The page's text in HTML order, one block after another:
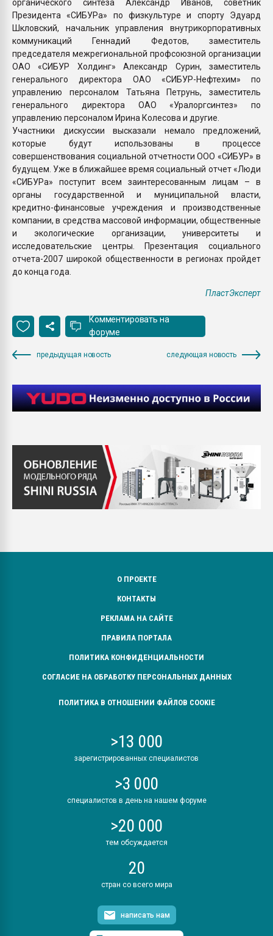
органического синтеза Александр Иванов, советник
Президента «СИБУРа» по физкультуре и спорту Эдуард
Шкловский, начальник управления внутрикорпоративных
коммуникаций Геннадий Федотов, заместитель
председателя межрегиональной профсоюзной организации
ОАО «СИБУР Холдинг» Александр Сурин, заместитель
генерального директора ОАО «СИБУР-Нефтехим» по
управлению персоналом Татьяна Петрунь, заместитель
генерального директора ОАО «Уралоргсинтез» по
управлению персоналом Ирина Колесова и другие.
Участники дискуссии высказали немало предложений,
которые будут использованы в процессе
совершенствования социальной отчетности ООО «СИБУР» в
будущем. Уже в ближайшее время социальный отчет «Люди
«СИБУРа» поступит всем заинтересованным лицам – в
органы государственной и муниципальной власти,
кредитно-финансовые учреждения и производственные
компании, в средства массовой информации, общественные
и экологические организации, университеты и
исследовательские центры. Презентация социального
отчета-2007 широкой общественности в регионах пройдет
до конца года.
ПластЭксперт
Комментировать на
форуме
предыдущая новость следующая новость
О ПРОЕКТЕ
КОНТАКТЫ
РЕКЛАМА НА САЙТЕ
ПРАВИЛА ПОРТАЛА
ПОЛИТИКА КОНФИДЕНЦИАЛЬНОСТИ
СОГЛАСИЕ НА ОБРАБОТКУ ПЕРСОНАЛЬНЫХ ДАННЫХ
ПОЛИТИКА В ОТНОШЕНИИ ФАЙЛОВ COOKIE
>13 000
зарегистрированных специалистов
>3 000
специалистов в день на нашем форуме
>20 000
тем обсуждается
20
стран со всего мира
написать нам